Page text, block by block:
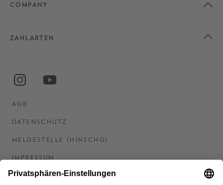
COMPANY
ZAHLARTEN
AGB
DATENSCHUTZ
MELDESTELLE (HINSCHG)
IMPRESSUM
BARRIEREFREIHEITSERKLÄRUNG